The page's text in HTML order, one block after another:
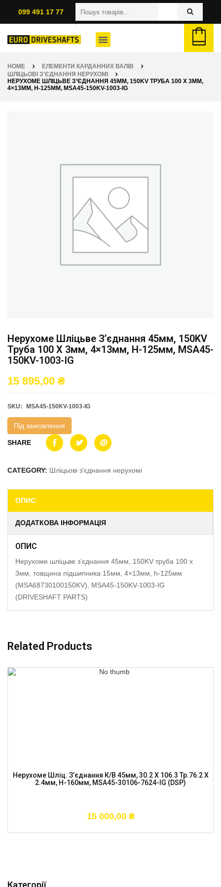
099 491 17 77
HOME
ЕЛЕМЕНТИ КАРДАННИХ ВАЛІВ
ШЛІЦЬОВІ З'ЄДНАННЯ НЕРУХОМІ
НЕРУХОМЕ ШЛІЦЬВЕ З’ЄДНАННЯ 45ММ, 150KV ТРУБА 100 X 3ММ,
4×13ММ, H-125ММ, MSA45-150KV-1003-IG
Категорії
Нерухоме Шліцьве З’єднання 45мм, 150KV
Труба 100 X 3мм, 4×13мм, H-125мм, MSA45-
150KV-1003-IG
15 895,00 ₴
SKU: MSA45-150KV-1003-IG
Під замовлення
SHARE
CATEGORY: Шліцьові з'єднання нерухомі
ОПИС
ДОДАТКОВА ІНФОРМАЦІЯ
ОПИС
Нерухоме шліцьве з’єднання 45мм, 150KV труба 100 x
3мм, товщина підшипника 15мм, 4×13мм, h-125мм
(MSA68730100150KV), MSA45-150KV-1003-IG
(DRIVESHAFT PARTS)
Related Products
Нерухоме Шліц. З’єднання К/в 45мм, 30.2 X 106.3 Тр.76.2 X
2.4мм, H-160мм, MSA45-30106-7624-IG (DSP)
15 000,00 ₴